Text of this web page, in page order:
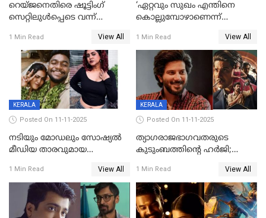
റെയ്ജനെതിരെ ഷൂട്ടിംഗ്
സെറ്റിലുൾപ്പെടെ വന്ന്
ബിയര്‍ കുപ്പി തലയ്ക്ക് അടിച്ച്
പൊട്ടിക്കുമെന്ന്
ഭീഷണി;അശ്ലീല
മെസേജുകളും വെളിപ്പെടുത്തി
മൃദുല വിജയ്
1 Min Read View All
‘ഏറ്റവും സുഖം എന്തിനെ
കൊല്ലുമ്പോഴാണെന്ന്
വില്ലത്തരത്തിന്റെ അങ്ങേയറ്റം;
മമ്മൂട്ടി മാജിക്ക്, കളങ്കാവല്‍
ട്രെയിലര്‍ പുറത്ത്
1 Min Read View All
KERALA
Posted On 11-11-2025
നടിയും മോഡലും സോഷ്യൽ
മീഡിയ താരവുമായ
ഇന്ന്‌ നല്ലൊരു ബിസി ഡേ
ആയിരുന്നുവെന്ന് നന്ദിത
ശങ്കര
1 Min Read View All
KERALA
Posted On 11-11-2025
ത്യാഗരാജഭാഗവതരുടെ
കുടുംബത്തിന്റെ ഹര്‍ജി;
ഹൈക്കോടതി നോട്ടീസ്‌
1 Min Read View All